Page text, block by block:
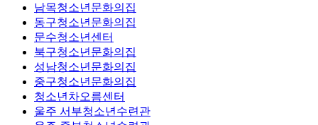
남목청소년문화의집
동구청소년문화의집
문수청소년센터
북구청소년문화의집
성남청소년문화의집
중구청소년문화의집
청소년차오름센터
울주 서부청소년수련관